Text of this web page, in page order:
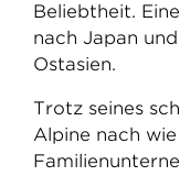
Beliebtheit.
nach Japan
Ostasien.
Trotz seines
Alpine nach